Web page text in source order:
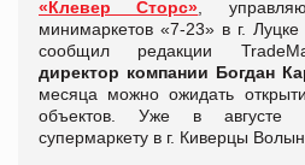
«Клевер Сторс» ,
минимаркетов «7-23» в г.
сообщил редакции
директор компании Богдан
месяца можно ожидать
объектов. Уже в августе
супермаркету в г. Киверцы